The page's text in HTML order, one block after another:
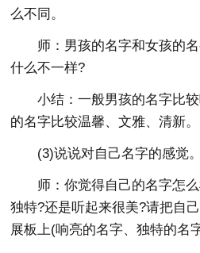
么不同。
师：男孩的名字和女孩的
什么不一样?
小结：一般男孩的名字比
的名字比较温馨、文雅、清新。
(3)说说对自己名字的感觉。
师：你觉得自己的名字怎
独特?还是听起来很美?请把自
展板上(响亮的名字、独特的名